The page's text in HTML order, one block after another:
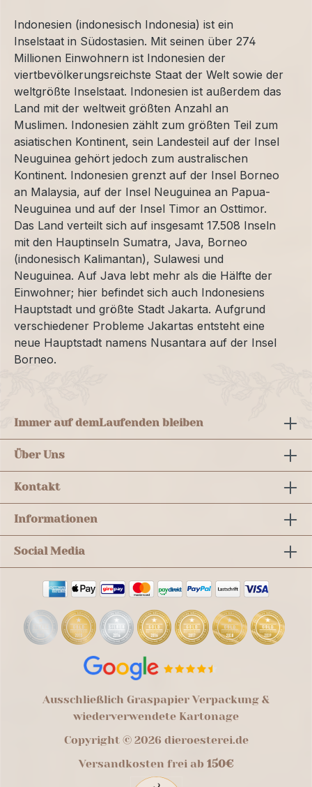
Indonesien (indonesisch Indonesia) ist ein
Inselstaat in Südostasien. Mit seinen über 274
Millionen Einwohnern ist Indonesien der
viertbevölkerungsreichste Staat der Welt sowie der
weltgrößte Inselstaat. Indonesien ist außerdem das
Land mit der weltweit größten Anzahl an
Muslimen. Indonesien zählt zum größten Teil zum
asiatischen Kontinent, sein Landesteil auf der Insel
Neuguinea gehört jedoch zum australischen
Kontinent. Indonesien grenzt auf der Insel Borneo
an Malaysia, auf der Insel Neuguinea an Papua-
Neuguinea und auf der Insel Timor an Osttimor.
Das Land verteilt sich auf insgesamt 17.508 Inseln
mit den Hauptinseln Sumatra, Java, Borneo
(indonesisch Kalimantan), Sulawesi und
Neuguinea. Auf Java lebt mehr als die Hälfte der
Einwohner; hier befindet sich auch Indonesiens
Hauptstadt und größte Stadt Jakarta. Aufgrund
verschiedener Probleme Jakartas entsteht eine
neue Hauptstadt namens Nusantara auf der Insel
Borneo.
Immer auf demLaufenden bleiben
Über Uns
Kontakt
Informationen
Social Media
Ausschließlich Graspapier Verpackung &
wiederverwendete Kartonage
Copyright © 2026 dieroesterei.de
Versandkosten frei ab 150€